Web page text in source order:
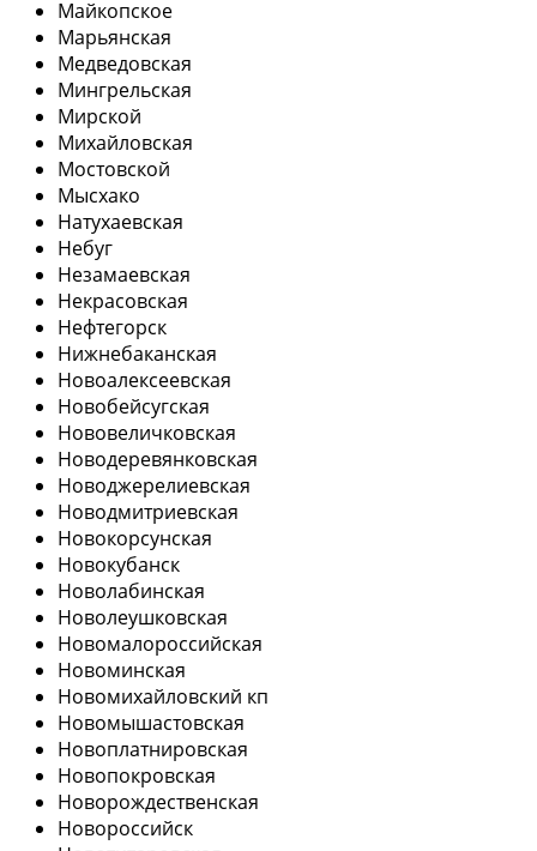
Майкопское
Марьянская
Медведовская
Мингрельская
Мирской
Михайловская
Мостовской
Мысхако
Натухаевская
Небуг
Незамаевская
Некрасовская
Нефтегорск
Нижнебаканская
Новоалексеевская
Новобейсугская
Нововеличковская
Новодеревянковская
Новоджерелиевская
Новодмитриевская
Новокорсунская
Новокубанск
Новолабинская
Новолеушковская
Новомалороссийская
Новоминская
Новомихайловский кп
Новомышастовская
Новоплатнировская
Новопокровская
Новорождественская
Новороссийск